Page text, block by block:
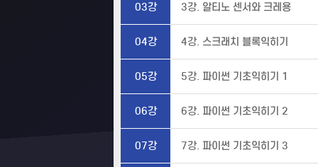
03강 3강. 알티노 센서와 크레용
04강 4강. 스크래치 블록익히기
05강 5강. 파이썬 기초익히기 1
06강 6강. 파이썬 기초익히기 2
07강 7강. 파이썬 기초익히기 3